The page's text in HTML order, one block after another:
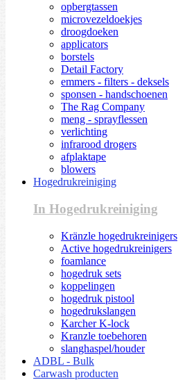
opbergtassen
microvezeldoekjes
droogdoeken
applicators
borstels
Detail Factory
emmers - filters - deksels
sponsen - handschoenen
The Rag Company
meng - sprayflessen
verlichting
infrarood drogers
afplaktape
blowers
Hogedrukreiniging
In Hogedrukreiniging
Kränzle hogedrukreinigers
Active hogedrukreinigers
foamlance
hogedruk sets
koppelingen
hogedruk pistool
hogedrukslangen
Karcher K-lock
Kranzle toebehoren
slanghaspel/houder
ADBL - Bulk
Carwash producten